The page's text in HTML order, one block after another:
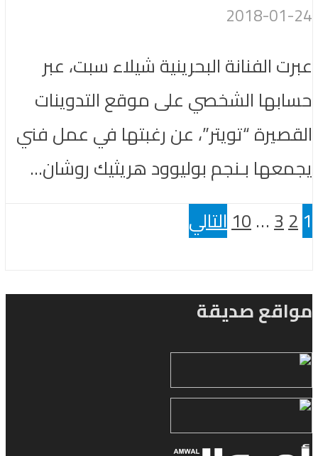
2018-01-24
عبرت الفنانة البحرينية شيلاء سبت، عبر
حسابها الشخصي على موقع التدوينات
القصيرة “تويتر”، عن رغبتها في عمل فني
يجمعها بـنجم بوليوود هريثيك روشان...
1
2
3
…
10التالي
مواقع صديقة